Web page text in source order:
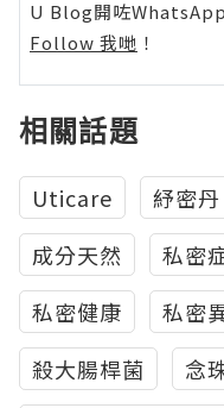
U Blog開咗
Follow 我哋 ！
相關話題
Uticare 紓密丹
成分天然
私密
私密健康
私密
殺大腸桿菌
念